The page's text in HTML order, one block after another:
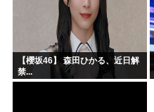
【櫻坂46】 森田ひかる、近日解
禁...